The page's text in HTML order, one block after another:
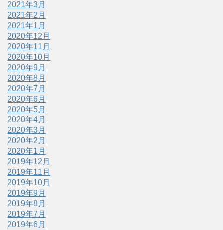
2021年3月
2021年2月
2021年1月
2020年12月
2020年11月
2020年10月
2020年9月
2020年8月
2020年7月
2020年6月
2020年5月
2020年4月
2020年3月
2020年2月
2020年1月
2019年12月
2019年11月
2019年10月
2019年9月
2019年8月
2019年7月
2019年6月